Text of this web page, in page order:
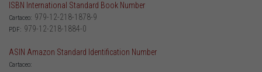
ISBN International Standard Book Number
Cartaceo: 979-12-218-1878-9
PDF: 979-12-218-1884-0
ASIN Amazon Standard Identification Number
Cartaceo: